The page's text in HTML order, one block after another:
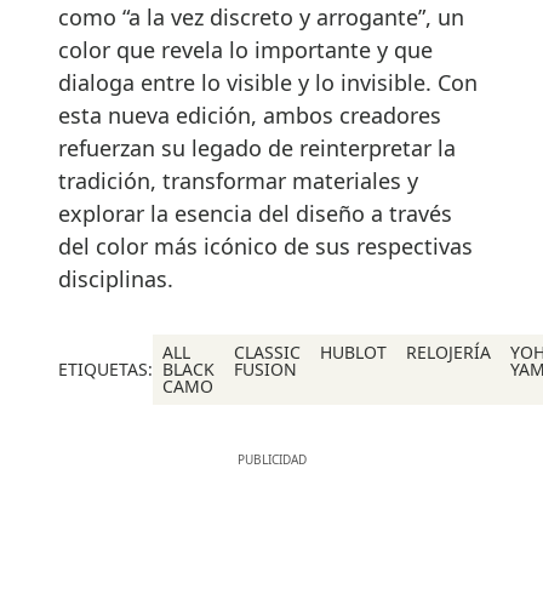
como “a la vez discreto y arrogante”, un
color que revela lo importante y que
dialoga entre lo visible y lo invisible. Con
esta nueva edición, ambos creadores
refuerzan su legado de reinterpretar la
tradición, transformar materiales y
explorar la esencia del diseño a través
del color más icónico de sus respectivas
disciplinas.
ETIQUETAS:
ALL
BLACK
CAMO
CLASSIC
FUSION
HUBLOT RELOJERÍA